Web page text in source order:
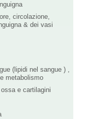
circolazione,
& dei vasi
(lipidi nel sangue ) ,
metabolismo
e cartilagini